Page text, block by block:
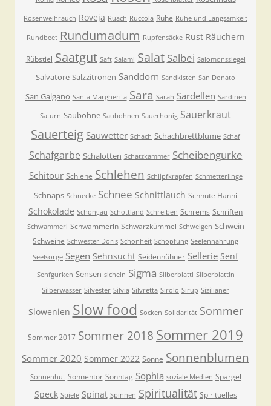
Rosenweihrauch Roveja Ruach Ruccola Ruhe Ruhe und Langsamkeit
Rundbeet Rundumadum Rupfensäcke Rust Räuchern
Rübstiel Saatgut Saft Salami Salat Salbei Salomonssiegel
Salvatore Salzzitronen Sanddorn Sandkisten San Donato
San Galgano Santa Margherita Sara Sarah Sardellen Sardinen
Saturn Saubohne Saubohnen Sauerhonig Sauerkraut
Sauerteig Sauwetter Schach Schachbrettblume Schaf
Schafgarbe Schalotten Schatzkammer Scheibengurke
Schitour Schlehe Schlehen Schlipfkrapfen Schmetterlinge
Schnaps Schnecke Schnee Schnittlauch Schnute Hanni
Schokolade Schongau Schottland Schreiben Schrems Schriften
Schwammerl Schwammerln Schwarzkümmel Schweigen Schwein
Schweine Schwester Doris Schönheit Schöpfung Seelennahrung
Seelsorge Segen Sehnsucht Seidenhühner Sellerie Senf
Senfgurken Sensen sicheln Sigma Silberblattl Silberblattln
Silberwasser Silvester Silvia Silvretta Sirolo Sirup Sizilianer
Slowenien Slow food Socken Solidarität Sommer
Sommer 2017 Sommer 2018 Sommer 2019
Sommer 2020 Sommer 2022 Sonne Sonnenblumen
Sonnenhut Sonnentor Sonntag Sophia soziale Medien Spargel
Speck Spiele Spinat Spinnen Spiritualität Spirituelles